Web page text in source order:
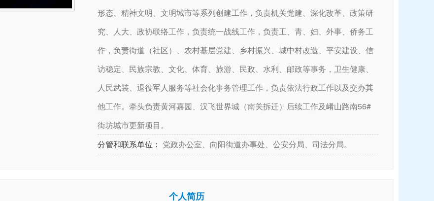
形态、精神文明、文明城市等系列创建工作，负责机关党建、深化改革、政策研
究、人大、政协联络工作，负责统一战线工作，负责工、青、妇、外事、侨务工
作，负责街道（社区）、农村基层党建、乡村振兴、城中村改造、平安建设、信
访稳定、民族宗教、文化、体育、旅游、民政、水利、邮政等事务，卫生健康、
人民武装、退役军人服务等社会化事务管理工作，负责依法行政工作以及交办其
他工作。牵头负责黄河嘉园、汉飞世界城（南关拆迁）后续工作及崤山路南56#
街坊城市更新项目。
分管和联系单位： 党政办公室、向阳街道办事处、公安分局、司法分局。
个人简历